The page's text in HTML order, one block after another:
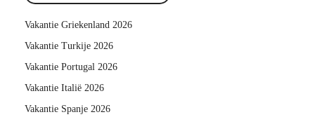
Vakantie Griekenland 2026
Vakantie Turkije 2026
Vakantie Portugal 2026
Vakantie Italië 2026
Vakantie Spanje 2026